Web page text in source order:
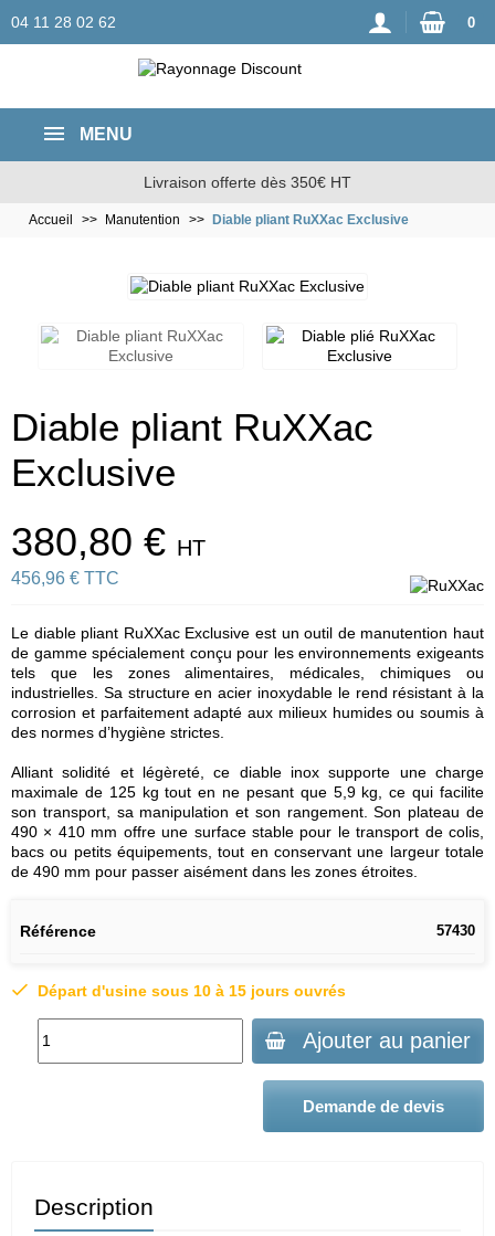
04 11 28 02 62 0
MENU
Livraison offerte dès 350€ HT
Accueil Manutention Diable pliant RuXXac Exclusive
Diable pliant RuXXac
Exclusive
380,80 € HT
456,96 € TTC
Le diable pliant RuXXac Exclusive est un outil de manutention haut
de gamme spécialement conçu pour les environnements exigeants
tels que les zones alimentaires, médicales, chimiques ou
industrielles. Sa structure en acier inoxydable le rend résistant à la
corrosion et parfaitement adapté aux milieux humides ou soumis à
des normes d’hygiène strictes.
Alliant solidité et légèreté, ce diable inox supporte une charge
maximale de 125 kg tout en ne pesant que 5,9 kg, ce qui facilite
son transport, sa manipulation et son rangement. Son plateau de
490 × 410 mm offre une surface stable pour le transport de colis,
bacs ou petits équipements, tout en conservant une largeur totale
de 490 mm pour passer aisément dans les zones étroites.
Référence 57430
Départ d'usine sous 10 à 15 jours ouvrés
Ajouter au panier
Demande de devis
Description